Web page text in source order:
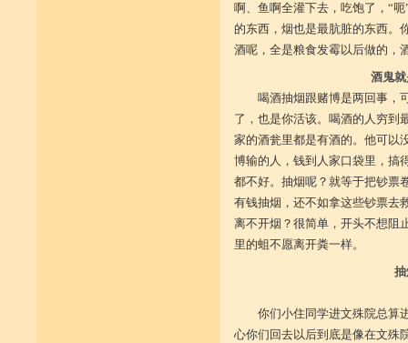
啊、鱼啊全灌下去，吃饱了，“
的东西，烟也是最肮脏的东西。
酒呢，全是粮食发霉以后做的，
酒鬼
喝酒抽烟跟赌博是两回事，
了，也是你活该。喝酒的人穷到
家的酒瓮里都是有酒的。他可以
博输的人，钱到人家口袋里，搞
都不好。抽烟呢？就等于把钞票
有钱抽烟，还不如拿这些钞票去
离不开烟？很简单，开头不想阻
里的蛆不愿离开粪一样。
你们小住同学进文殊院总算
心你们回去以后到底是像在文殊